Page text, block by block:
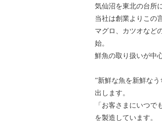
気仙沼を東北の台所に
当社は創業よりこの
マグロ、カツオなど
始。
鮮魚の取り扱いが中
”新鮮な魚を新鮮な
出します。
「お客さまにいつで
を製造しています。